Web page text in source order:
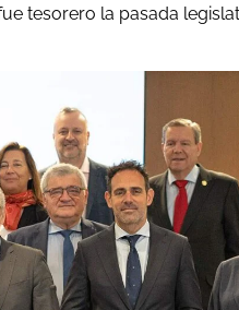
tesorero la pasada